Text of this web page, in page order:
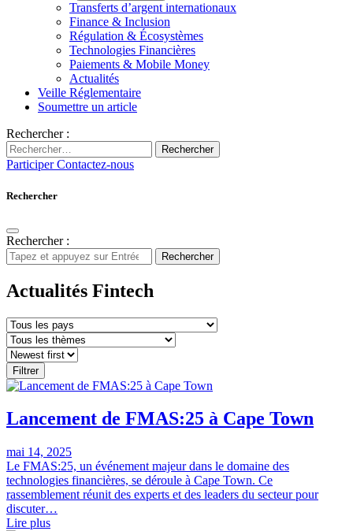
Transferts d’argent internationaux
Finance & Inclusion
Régulation & Écosystèmes
Technologies Financières
Paiements & Mobile Money
Actualités
Veille Réglementaire
Soumettre un article
Rechercher :
Rechercher
ParticiperContactez-nous
Rechercher
Rechercher :
Rechercher
Actualités Fintech
Filtrer
Lancement de FMAS:25 à Cape Town
mai 14, 2025
Le FMAS:25, un événement majeur dans le domaine des
technologies financières, se déroule à Cape Town. Ce
rassemblement réunit des experts et des leaders du secteur pour
discuter…
Lire plus